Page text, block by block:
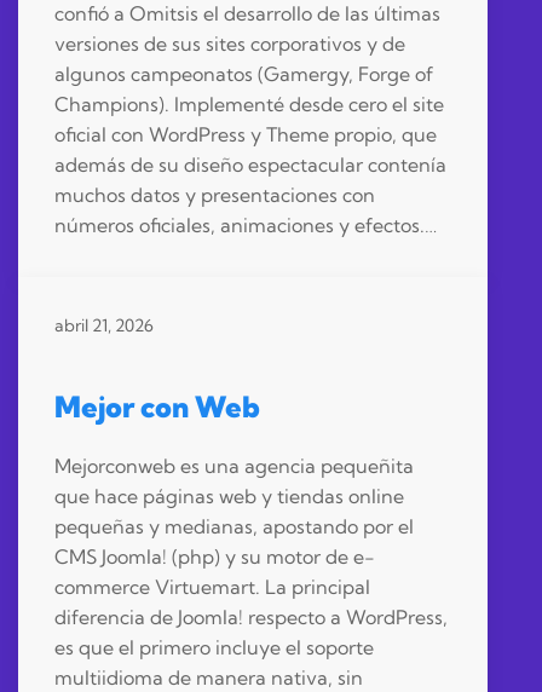
confió a Omitsis el desarrollo de las últimas
versiones de sus sites corporativos y de
algunos campeonatos (Gamergy, Forge of
Champions). Implementé desde cero el site
oficial con WordPress y Theme propio, que
además de su diseño espectacular contenía
muchos datos y presentaciones con
números oficiales, animaciones y efectos.…
abril 21, 2026
Mejor con Web
Mejorconweb es una agencia pequeñita
que hace páginas web y tiendas online
pequeñas y medianas, apostando por el
CMS Joomla! (php) y su motor de e-
commerce Virtuemart. La principal
diferencia de Joomla! respecto a WordPress,
es que el primero incluye el soporte
multiidioma de manera nativa, sin